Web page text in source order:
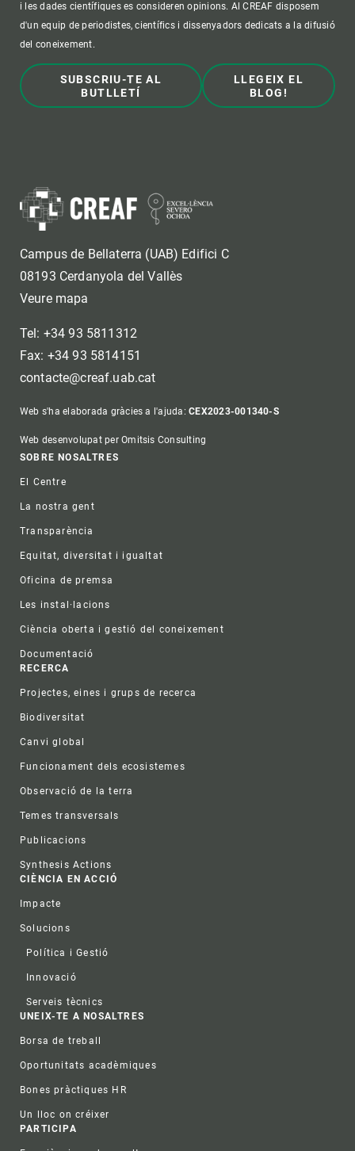
i les dades científiques es consideren opinions. Al CREAF disposem
d'un equip de periodistes, científics i dissenyadors dedicats a la difusió
del coneixement.
SUBSCRIU-TE AL
BUTLLETÍ
LLEGEIX EL
BLOG!
Campus de Bellaterra (UAB) Edifici C
08193 Cerdanyola del Vallès
Veure mapa
Tel: +34 93 5811312
Fax: +34 93 5814151
contacte@creaf.uab.cat
Web s'ha elaborada gràcies a l'ajuda:CEX2023-001340-S
Web desenvolupat per Omitsis Consulting
Footer
SOBRE NOSALTRES
El Centre
La nostra gent
Transparència
Equitat, diversitat i igualtat
Oficina de premsa
Les instal·lacions
Ciència oberta i gestió del coneixement
Documentació
RECERCA
Projectes, eines i grups de recerca
Biodiversitat
Canvi global
Funcionament dels ecosistemes
Observació de la terra
Temes transversals
Publicacions
Synthesis Actions
CIÈNCIA EN ACCIÓ
Impacte
Solucions
Política i Gestió
Innovació
Serveis tècnics
UNEIX-TE A NOSALTRES
Borsa de treball
Oportunitats acadèmiques
Bones pràctiques HR
Un lloc on créixer
PARTICIPA